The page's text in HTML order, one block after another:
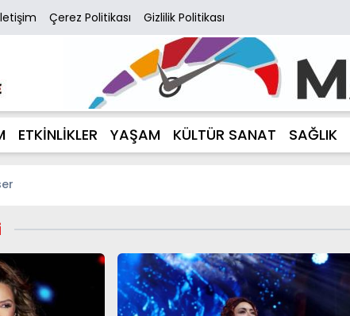
Çerez Politikası Gizlilik Politikası
ETKİNLİKLER YAŞAM KÜLTÜR SANAT SAĞLIK